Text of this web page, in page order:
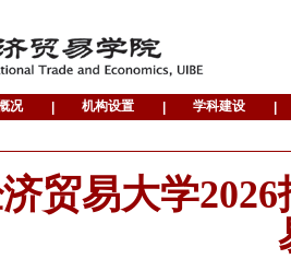
贸易大学